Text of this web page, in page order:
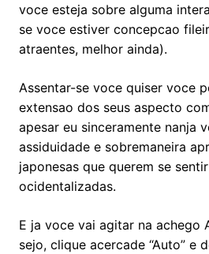
voce esteja sobre alguma
se voce estiver concepcao
atraentes, melhor ainda).
Assentar-se voce quiser voce
extensao dos seus aspecto
apesar eu sinceramente nanja
assiduidade e sobremaneira
japonesas que querem se
ocidentalizadas.
E ja voce vai agitar na achego
sejo, clique acercade “Auto” e